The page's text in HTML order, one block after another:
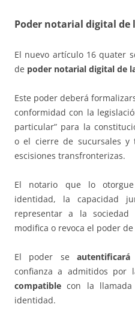
Poder notarial digital de
El nuevo artículo 16 quater
de poder notarial digital de
Este poder deberá
conformidad con la
particular” para la
o el cierre de sucursales y
escisiones transfronterizas.
El notario que lo
identidad, la capacidad
representar a la
modifica o revoca el poder
El poder se autentificará
confianza a admitidos por
compatible con la
identidad.